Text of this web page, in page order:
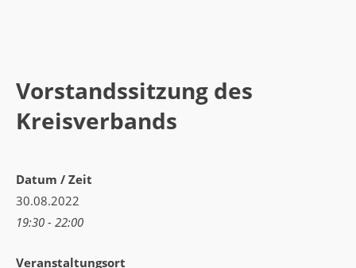
Vorstandssitzung des
Kreisverbands
Datum / Zeit
30.08.2022
19:30 - 22:00
Veranstaltungsort